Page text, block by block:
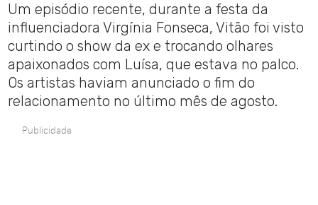
Um episódio recente, durante a festa da
influenciadora Virgínia Fonseca, Vitão foi visto
curtindo o show da ex e trocando olhares
apaixonados com Luísa, que estava no palco.
Os artistas haviam anunciado o fim do
relacionamento no último mês de agosto.
Publicidade